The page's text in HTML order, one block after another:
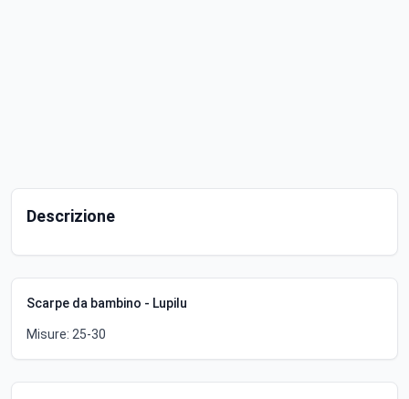
Descrizione
Scarpe da bambino - Lupilu
Misure: 25-30